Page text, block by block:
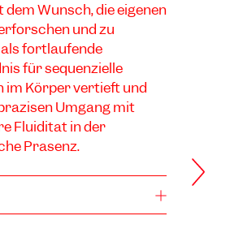
Wunsch, die eigenen
und zu
fortlaufende
für sequenzielle
im Körper vertieft und
Umgang mit
Fluidität in der
Präsenz.